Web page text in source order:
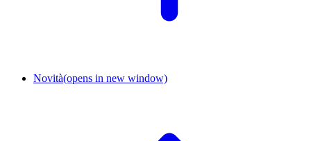
Novità(opens in new window)